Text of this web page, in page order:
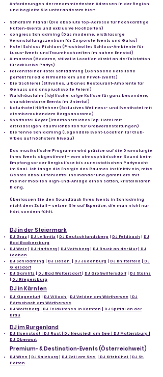
Anforderungen der renommiertesten Adressen in der Region
und begleite Sie unter anderem hier:
Schafalm Planai (Die absolute Top-Adresse für hochkarätige
Hütten-Events und exklusive Hochzeiten)
congress Schladming (Das moderne, erstklassige
Veranstaltungszentrum für Corporate Events und Galas)
Hotel Schloss Pichlarn (Prachtvolles Schloss-Ambiente für
Luxus-Events und Traumhochzeiten im nahen Ennstal)
Almarena (Moderne, stilvolle Location direkt an der Talstation
für exklusive Partys)
Falkensteiner Hotel Schladming (Gehobene Hotellerie
perfekt für edle Firmenfeiern und Privat-Events)
Die tischlerei (Stilvolles, urbanes Restaurant-Ambiente für
Genuss und anspruchsvolle Feiern)
Waldhäuslalm (Idyllische, urige Kulisse für ganz besondere,
charakterstarke Events im Untertal)
Naturhotel Höflehner (Exklusives Wellness- und Eventhotel mit
atemberaubendem Bergpanorama)
Sporthotel Royer (Traditionsreiches Top-Hotel mit
erstklassigen Räumlichkeiten für Großveranstaltungen)
Die Tenne Schladming (Legendäre Event-Location für Club-
Vibes auf höchstem Niveau)
Das musikalische Programm wird präzise auf die Dramaturgie
Ihres Events abgestimmt – vom atmosphärischen Sound beim
Empfang vor der Bergkulisse bis zur ekstatischen Partynacht
im Saal. Ich fange die Energie des Raumes instinktiv ein, mixe
Genres absolut fehlerfrei ineinander und garantiere mit
meiner mobilen High-End-Anlage einen satten, kristallklaren
Klang.
Überlassen Sie den Soundtrack Ihres Events in Schladming
nicht dem Zufall – setzen Sie auf Expertise, die man nicht nur
hört, sondern fühlt.
DJ in der Steiermark
DJ Graz DJ Leibnitz DJ Deutschlandsberg DJ Feldbach
DJ
Bad Radkersburg
DJ Weiz
DJ Hartberg DJ Voitsberg DJ Bruck an der Mur|
DJ
Leoben
DJ Schladming
DJ Liezen DJ Judenburg DJ Knittelfeld
DJ
Gleisdorf
DJ Gamlitz
DJ Bad Waltersdorf DJ Großwilfersdorf
DJ Stainz
DJ Riegersburg
DJ in Kärnten
DJ Klagenfurt DJ Villach DJ Velden am Wörthersee
DJ
Pörtschach am Wörthersee
DJ Wolfsberg
DJ Feldkirchen in Kärnten
DJ Spittal an der
Drau
DJ im Burgenland
DJ Eisenstadt | DJ Rust | DJ Neusiedl am See | DJ Mattersburg |
DJ Oberwart
Premium- & Destination-Events (Österreichweit)
DJ Wien DJ Salzburg DJ Zell am See DJ Kitzbühel
DJ St.
Pölten